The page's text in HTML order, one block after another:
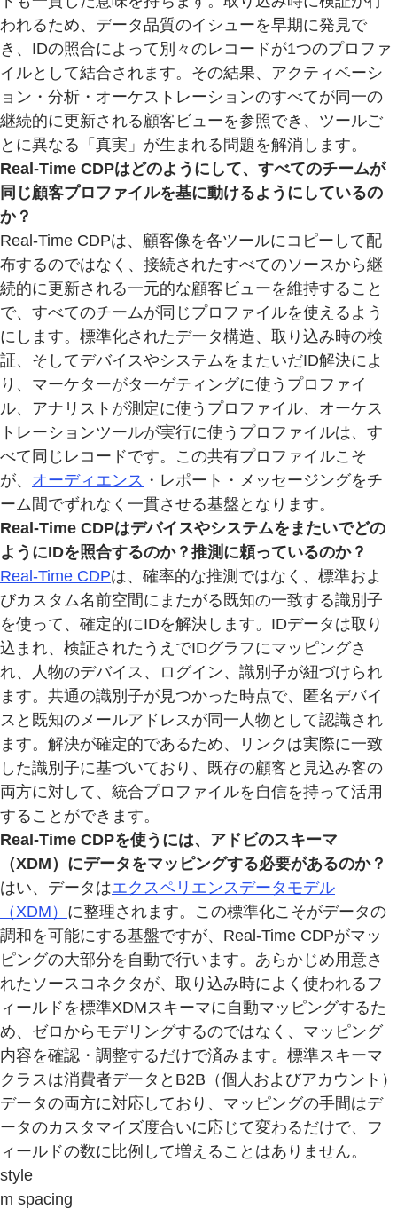
われるため、データ品質のイシューを早期に発見で
き、IDの照合によって別々のレコードが1つのプロファ
イルとして結合されます。その結果、アクティベーシ
ョン・分析・オーケストレーションのすべてが同一の
継続的に更新される顧客ビューを参照でき、ツールご
とに異なる「真実」が生まれる問題を解消します。
Real-Time CDPはどのようにして、すべてのチームが
同じ顧客プロファイルを基に動けるようにしているの
か？
Real-Time CDPは、顧客像を各ツールにコピーして配
布するのではなく、接続されたすべてのソースから継
続的に更新される一元的な顧客ビューを維持すること
で、すべてのチームが同じプロファイルを使えるよう
にします。標準化されたデータ構造、取り込み時の検
証、そしてデバイスやシステムをまたいだID解決によ
り、マーケターがターゲティングに使うプロファイ
ル、アナリストが測定に使うプロファイル、オーケス
トレーションツールが実行に使うプロファイルは、す
べて同じレコードです。この共有プロファイルこそ
が、 オーディエンス ・レポート・メッセージングをチ
ーム間でずれなく一貫させる基盤となります。
Real-Time CDPはデバイスやシステムをまたいでどの
ようにIDを照合するのか？推測に頼っているのか？
Real-Time CDPは、確率的な推測ではなく、標準およ
びカスタム名前空間にまたがる既知の一致する識別子
を使って、確定的にIDを解決します。IDデータは取り
込まれ、検証されたうえでIDグラフにマッピングさ
れ、人物のデバイス、ログイン、識別子が紐づけられ
ます。共通の識別子が見つかった時点で、匿名デバイ
スと既知のメールアドレスが同一人物として認識され
ます。解決が確定的であるため、リンクは実際に一致
した識別子に基づいており、既存の顧客と見込み客の
両方に対して、統合プロファイルを自信を持って活用
することができます。
Real-Time CDPを使うには、アドビのスキーマ
（XDM）にデータをマッピングする必要があるのか？
はい、データはエクスペリエンスデータモデル
（XDM） に整理されます。この標準化こそがデータの
調和を可能にする基盤ですが、Real-Time CDPがマッ
ピングの大部分を自動で行います。あらかじめ用意さ
れたソースコネクタが、取り込み時によく使われるフ
ィールドを標準XDMスキーマに自動マッピングするた
め、ゼロからモデリングするのではなく、マッピング
内容を確認・調整するだけで済みます。標準スキーマ
クラスは消費者データとB2B（個人およびアカウント）
データの両方に対応しており、マッピングの手間はデ
ータのカスタマイズ度合いに応じて変わるだけで、フ
ィールドの数に比例して増えることはありません。
style
m spacing